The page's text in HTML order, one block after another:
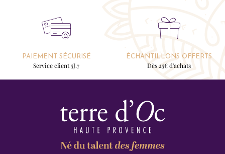
PAIEMENT SÉCURISÉ
Service client 5J.7
ÉCHANTILLONS OFFERTS
Dès 25€ d'achats